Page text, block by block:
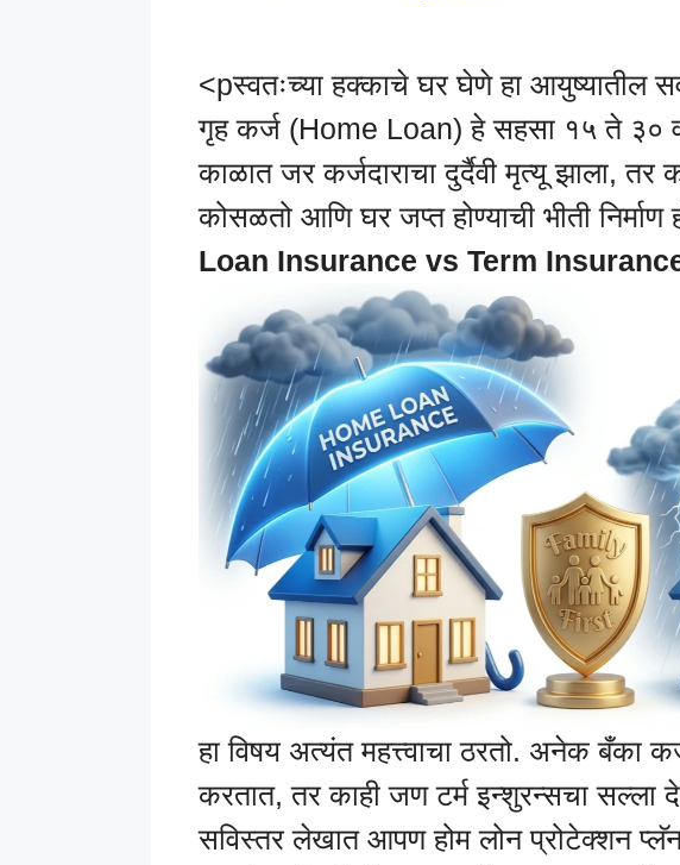
<pस्वतःच्या हक्काचे घर घेणे हा आयुष्यातील
गृह कर्ज (Home Loan) हे सहसा १५ ते ३०
काळात जर कर्जदाराचा दुर्दैवी मृत्यू झाला, तर
कोसळतो आणि घर जप्त होण्याची भीती
Loan Insurance vs Term
हा विषय अत्यंत महत्त्वाचा ठरतो. अनेक बँका
करतात, तर काही जण टर्म इन्शुरन्सचा सल्ला
सविस्तर लेखात आपण होम लोन प्रोटेक्शन